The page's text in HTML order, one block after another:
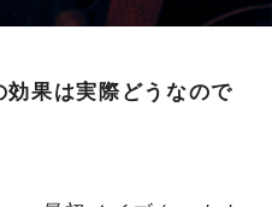
効果は実際どうなので